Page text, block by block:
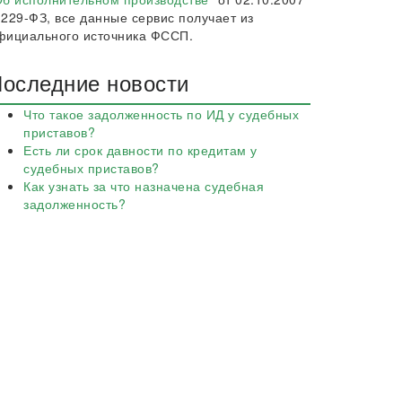
ФЗ, все данные сервис получает из
источника ФССП.
новости
Что такое задолженность по ИД у судебных
приставов?
Есть ли срок давности по кредитам у
судебных приставов?
Как узнать за что назначена судебная
задолженность?